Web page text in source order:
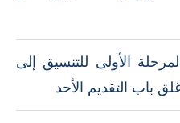
الأولى للتنسيق إلى
باب التقديم الأحد